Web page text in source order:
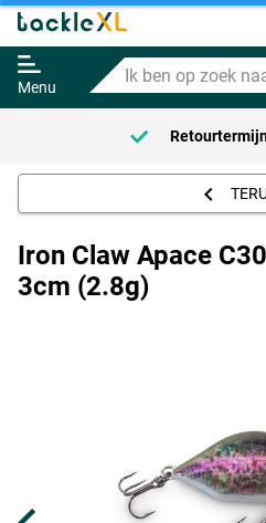
Menu
Ik
ben
op
zoek
naar
Iron Claw Apace C30
3cm (2.8g)
Adviesprijs
7.95
Iron Claw Apace
3cm (2.8g)